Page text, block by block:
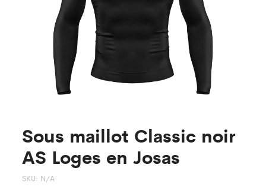
EnfantEnfant
Sous maillot Classic noir
AS Loges en Josas
SKU: N/A